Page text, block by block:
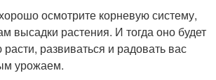
осмотрите корневую систему,
высадки растения. И тогда оно будет
развиваться и радовать вас
урожаем.